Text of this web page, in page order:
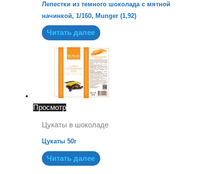
Лепестки из темного шоколада с мятной
начинкой, 1/160, Munger (1,92)
Читать далее
Просмотр
Цукаты в шоколаде
Цукаты 50г
Читать далее